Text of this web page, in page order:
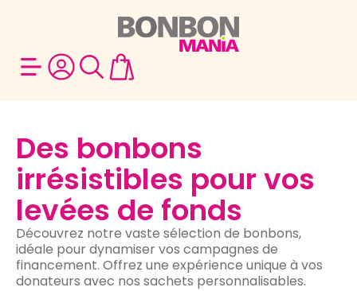
Des bonbons
irrésistibles pour vos
levées de fonds
Découvrez notre vaste sélection de bonbons,
idéale pour dynamiser vos campagnes de
financement. Offrez une expérience unique à vos
donateurs avec nos sachets personnalisables.